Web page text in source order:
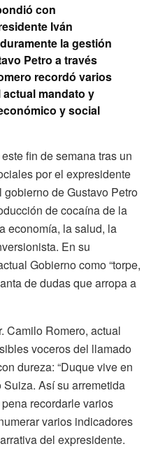
con
Iván
la gestión
Petro a través
recordó varios
mandato y
y social
fin de semana tras un
por el expresidente
de Gustavo Petro
de cocaína de la
economía, la salud, la
En su
Gobierno como “torpe,
de dudas que arropa a
Camilo Romero, actual
voceros del llamado
dureza: “Duque vive en
Así su arremetida
recordarle varios
varios indicadores
del expresidente.